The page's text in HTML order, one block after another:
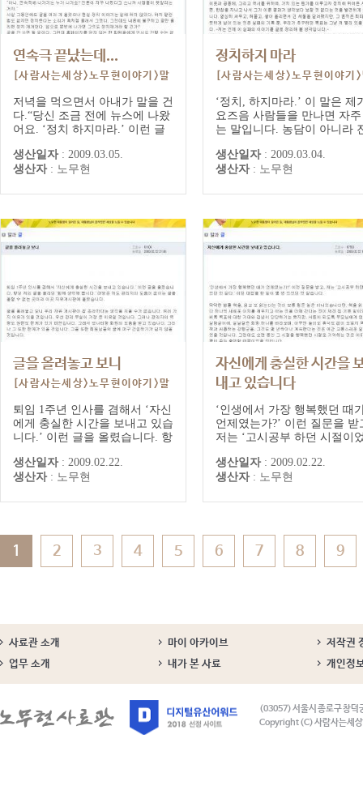
연속극 끝났는데...
[사람사는세상>노무현이야기>말
과글] 대통령 게시글/댓글
저녁을 먹으면서 아내가 말을 건
다.“당신 조금 전에 뉴스에 나왔
어요. ‘정치 하지마라.’ 이런 글
나? 이런 말도 나오고, 못마땅하
게 생각하는 사람들이 많다는 말
기 한마디도 안했는데? 정치는
야.”그랬더니 아내가 다시 받는
다. “연속극하나 끝나고 새 연속
극 하고 있...
생산일자 : 2009.03.05.
생산자 : 노무현
정치하지 마라
[사람사는세상>노무현이야기
과글] 대통령 게시글/댓글
‘정치, 하지마라.’ 이 말은 제
요즈음 사람들을 만나면 자
는 말입니다. 농담이 아니라
있는 것에 비하여 잃어야 하
것이 너무 크기 때문입니다.
좇아서 하는 것이라면, 그래
것입니다. 그래도 성공을 위
쏟아야 하는 노력과 감수해
는 부담...
생산일자 : 2009.03.04.
생산자 : 노무현
글을 올려놓고 보니
[사람사는세상>노무현이야기>말
과글] 대통령 게시글/댓글
퇴임 1주년 인사를 겸해서 ‘자신
에게 충실한 시간을 보내고 있습
니다.’ 이런 글을 올렸습니다. 항
해 봅시다.’ 마당은 저도 관리자
의 도움이 없이는 글을 올릴 수
올렸습니다.글을 올려놓고 보니
는 생각을 지울 수가 없습니다.
여러 가지 이유가 있을 것입니
생산일자 : 2009.02.22.
생산자 : 노무현
자신에게 충실한 시간을
내고 있습니다
[사람사는세상>노무현이야기
과글] 대통령 게시글/댓글
‘인생에서 가장 행복했던 때
언제였는가?’ 이런 질문을 받
저는 ‘고시공부 하던 시절이
이 몇 번 있었던 것 같습니다.
딱한 법률 책을, 읽고 또 읽는
습니다만, 책을 읽을 때마다
는 것을 더해 간다는 것이 제
참 기쁜 일이었습니다. 비록
생산일자 : 2009.02.22.
생산자 : 노무현
1 2 3 4 5 6 7 8 9
사료관 소개 마이 아카이브
저작권
업무 소개
내가 본 사료 개인정
(03057) 서울시 종로구 창덕
Copyright (C) 사람사는세